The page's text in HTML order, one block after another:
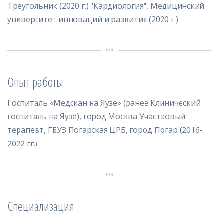
Треугольник (2020 г.) "Кардиология", Медицинский
университет инноваций и развития (2020 г.)
Опыт работы
Госпиталь «Медскан на Яузе» (ранее Клинический
госпиталь на Яузе), город Москва Участковый
терапевт, ГБУЗ Погарская ЦРБ, город Погар (2016-
2022 гг.)
Специализация